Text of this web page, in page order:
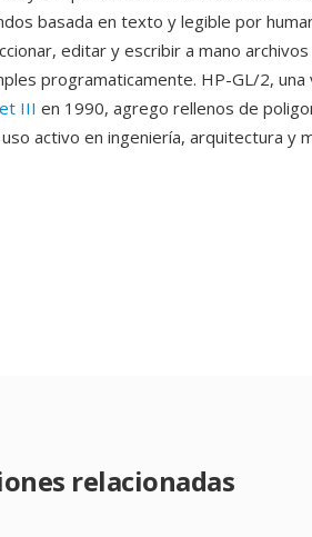
basada en texto y legible por
editar y escribir a mano
programaticamente. HP-GL/2, una
III en 1990, agrego rellenos de
activo en ingeniería, arquitectura y
relacionadas